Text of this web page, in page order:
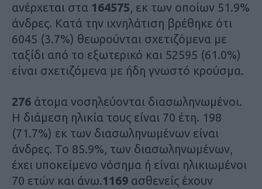
ανέρχεται στα 164575, εκ των οποίων 51.9%
άνδρες. Κατά την ιχνηλάτιση βρέθηκε ότι
6045 (3.7%) θεωρούνται σχετιζόμενα με
ταξίδι από το εξωτερικό και 52595 (61.0%)
είναι σχετιζόμενα με ήδη γνωστό κρούσμα.
276 άτομα νοσηλεύονται διασωληνωμένοι.
Η διάμεση ηλικία τους είναι 70 έτη. 198
(71.7%) εκ των διασωληνωμένων είναι
άνδρες. To 85.9%, των διασωληνωμένων,
έχει υποκείμενο νόσημα ή είναι ηλικιωμένοι
70 ετών και άνω.1169 ασθενείς έχουν